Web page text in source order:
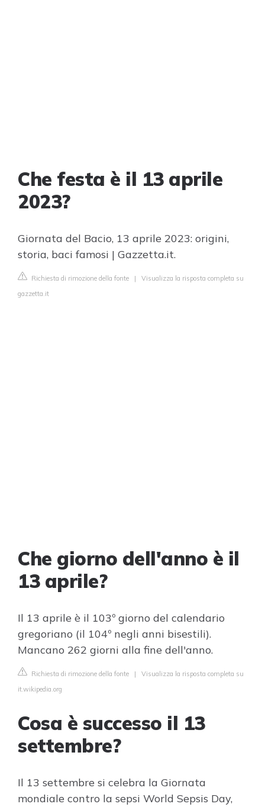
Che festa è il 13 aprile
2023?
Giornata del Bacio, 13 aprile 2023: origini,
storia, baci famosi | Gazzetta.it.
Richiesta di rimozione della fonte | Visualizza la risposta completa su
gazzetta.it
Che giorno dell'anno è il
13 aprile?
Il 13 aprile è il 103º giorno del calendario
gregoriano (il 104º negli anni bisestili).
Mancano 262 giorni alla fine dell'anno.
Richiesta di rimozione della fonte | Visualizza la risposta completa su
it.wikipedia.org
Cosa è successo il 13
settembre?
Il 13 settembre si celebra la Giornata
mondiale contro la sepsi World Sepsis Day,